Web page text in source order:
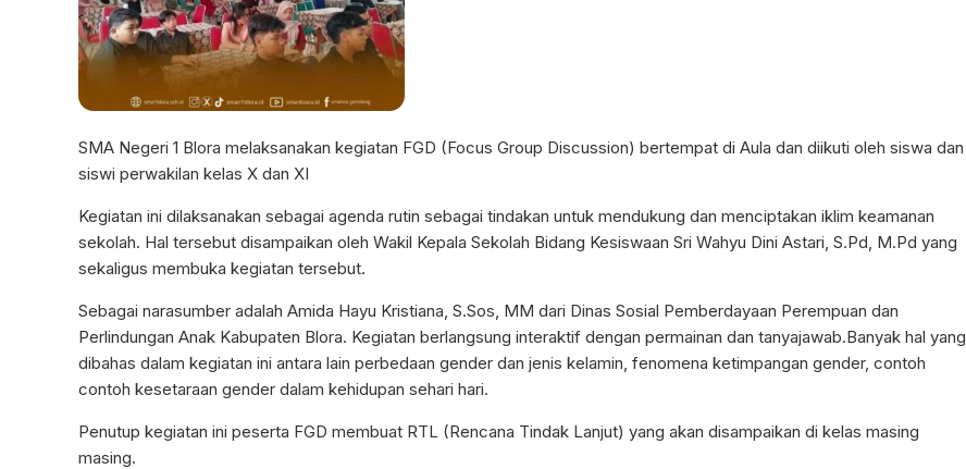
SMA Negeri 1 Blora melaksanakan kegiatan FGD (Focus Group Discussion) bertempat di Aula dan diikuti oleh siswa dan
siswi perwakilan kelas X dan XI
Kegiatan ini dilaksanakan sebagai agenda rutin sebagai tindakan untuk mendukung dan menciptakan iklim keamanan
sekolah. Hal tersebut disampaikan oleh Wakil Kepala Sekolah Bidang Kesiswaan Sri Wahyu Dini Astari, S.Pd, M.Pd yang
sekaligus membuka kegiatan tersebut.
Sebagai narasumber adalah Amida Hayu Kristiana, S.Sos, MM dari Dinas Sosial Pemberdayaan Perempuan dan
Perlindungan Anak Kabupaten Blora. Kegiatan berlangsung interaktif dengan permainan dan tanyajawab.Banyak hal yang
dibahas dalam kegiatan ini antara lain perbedaan gender dan jenis kelamin, fenomena ketimpangan gender, contoh
contoh kesetaraan gender dalam kehidupan sehari hari.
Penutup kegiatan ini peserta FGD membuat RTL (Rencana Tindak Lanjut) yang akan disampaikan di kelas masing
masing.